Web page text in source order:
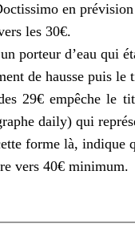
en
les 30€.
porteur d’eau qui
de hausse puis
29€ empêche le
daily) qui
forme là, indique
vers 40€ minimum.